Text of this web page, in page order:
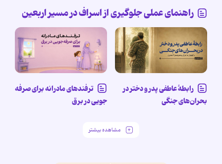
راهنمای عملی جلوگیری از اسراف در مسیر اربعین
رابطۀ عاطفی پدر و دختر در
بحران‌های جنگی
ترفندهای مادرانه برای صرفه
جویی در برق
مشاهده بیشتر